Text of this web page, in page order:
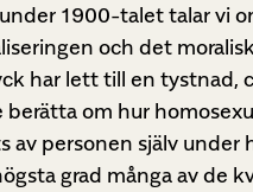
1900-talet talar vi
och det
har lett till en tystnad,
om hur
av personen själv
grad många av de